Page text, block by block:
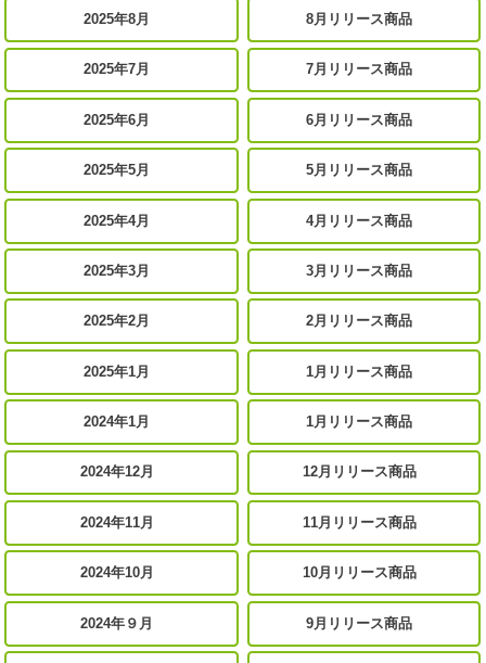
2025年8月 8月リリース商品
2025年7月 7月リリース商品
2025年6月 6月リリース商品
2025年5月 5月リリース商品
2025年4月 4月リリース商品
2025年3月 3月リリース商品
2025年2月 2月リリース商品
2025年1月 1月リリース商品
2024年1月 1月リリース商品
2024年12月 12月リリース商品
2024年11月 11月リリース商品
2024年10月 10月リリース商品
2024年９月 9月リリース商品